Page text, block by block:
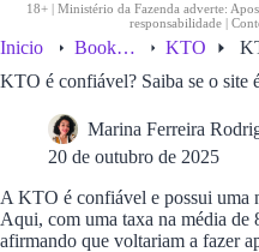
18+ | Ministério da Fazenda adverte:
responsabilidade |
Inicio Bookmakers KTO
KTO é confiável? Saiba se o site
Marina Ferreira
20 de outubro de 2025
A KTO é confiável e possui uma
Aqui, com uma taxa na média de
afirmando que voltariam a fazer